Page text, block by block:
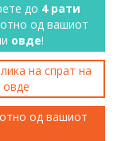
до 4 рати
од вашиот
овде!
на спрат на
овде
од вашиот